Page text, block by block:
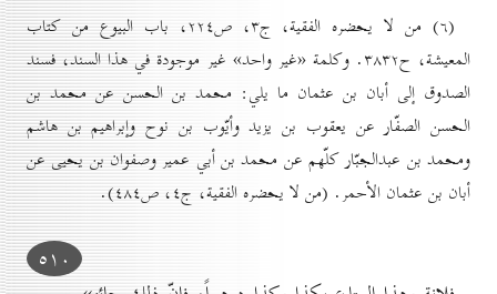
(٦) من لا يحضره الفقية، ج۳، ص۲۲٤، باب البیوع من کتاب
المعيشة، ح۳۸۳۲. وكلمة «غير واحد» غير موجودة في هذا السند، فسند
الصدوق إلى أبان بن عثمان ما يلي: محمد بن الحسن عن محمد بن
الحسن الصفّار عن يعقوب بن يزيد وأيّوب بن نوح وإبراهيم بن هاشم
ومحمد بن عبدالجبّار كلّهم عن محمد بن أبي عمير وصفوان بن يحيى عن
أبان بن عثمان الأحمر. (من لا يحضره الفقية، ج٤، ص٤۸٤).
٥۱٠